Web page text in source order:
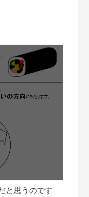
と思うのです